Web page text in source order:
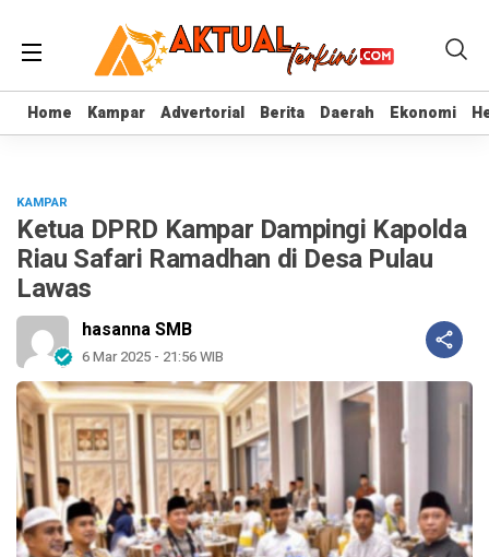
Home Kampar Advertorial Berita Daerah Ekonomi
Home Kampar Advertorial Berita Daerah Ekonomi
KAMPAR
Ketua DPRD Kampar Dampingi Kapolda
Riau Safari Ramadhan di Desa Pulau
Lawas
hasanna SMB
6 Mar 2025 - 21:56 WIB